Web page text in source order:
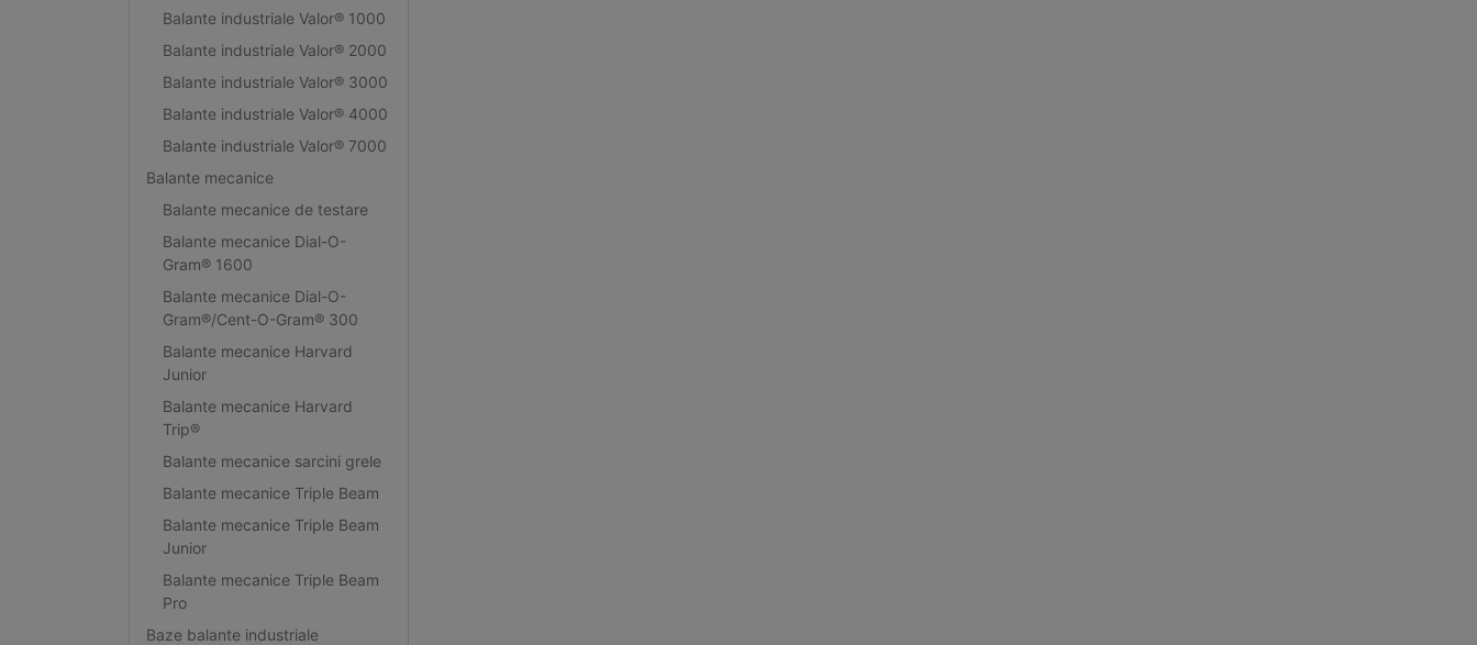
Balante industriale Valor® 1000
Balante industriale Valor® 2000
Balante industriale Valor® 3000
Balante industriale Valor® 4000
Balante industriale Valor® 7000
Balante mecanice
Balante mecanice de testare
Balante mecanice Dial-O-
Gram® 1600
Balante mecanice Dial-O-
Gram®/Cent-O-Gram® 300
Balante mecanice Harvard
Junior
Balante mecanice Harvard
Trip®
Balante mecanice sarcini grele
Balante mecanice Triple Beam
Balante mecanice Triple Beam
Junior
Balante mecanice Triple Beam
Pro
Baze balante industriale